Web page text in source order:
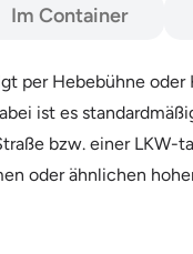
Im Container
per Hebebühne oder
ist es
bzw. einer LKW-
oder ähnlichen